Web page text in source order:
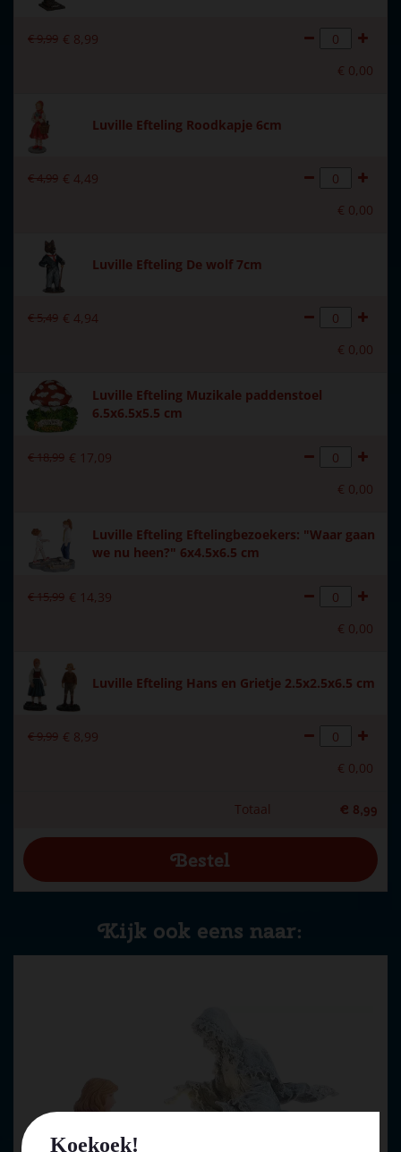
Koekoek!
Introductiejaar
Met verlichting
Met muziek Nee
Materiaal
€9,99 € 8,99
€ 0,00
Luville Efteling Roodkapje 6cm
€4,99 € 4,49
€ 0,00
Luville Efteling De wolf 7cm
€5,49 € 4,94
€ 0,00
Luville Efteling Muzikale paddenstoel
6.5x6.5x5.5 cm
€18,99 € 17,09
€ 0,00
Luville Efteling Eftelingbezoekers: "Waar gaan
we nu heen?" 6x4.5x6.5 cm
€15,99 € 14, 39
€ 0,00
Luville Efteling Hans en Grietje 2.5x2.5x6.5 cm
€9,99 € 8,99
€ 0,00
Totaal € 8,99
Kijk ook eens naar: